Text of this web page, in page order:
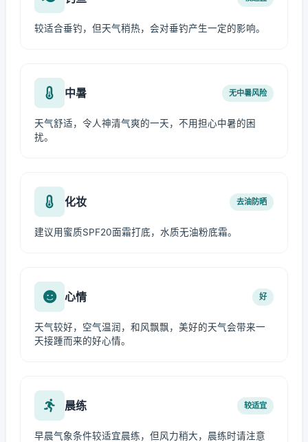
较适合垂钓，但天气稍热，会对垂钓产生一定的影响。
中暑 无中暑风险
天气舒适，令人神清气爽的一天，不用担心中暑的困
扰。
化妆 去油防晒
建议用蜜质SPF20面霜打底，水质无油粉底霜。
心情 好
天气较好，空气温润，和风飘飘，美好的天气会带来一
天接踵而来的好心情。
晨练 较适宜
早晨气象条件较适宜晨练，但风力稍大，晨练时请注意